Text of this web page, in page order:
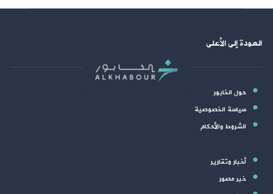
العودة إلى الأعلى
حول الخابور
سياسة الخصوصية
الشروط والأحكام
أخبار وتقارير
خبر مصور